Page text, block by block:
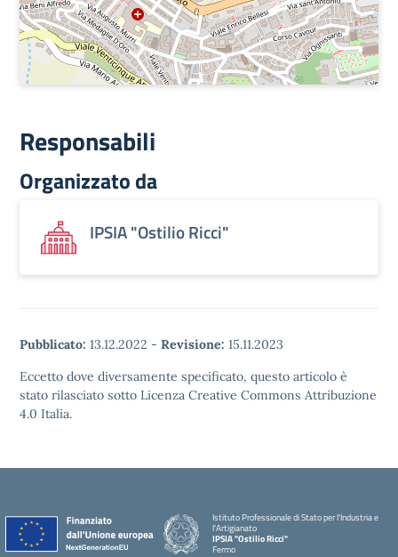
Responsabili
Organizzato da
IPSIA "Ostilio Ricci"
Pubblicato: 13.12.2022 - Revisione: 15.11.2023
Eccetto dove diversamente specificato, questo articolo è
stato rilasciato sotto Licenza Creative Commons Attribuzione
4.0 Italia.
Istituto Professionale di Stato per l'Industria e
l'Artigianato
IPSIA "Ostilio Ricci"
Fermo